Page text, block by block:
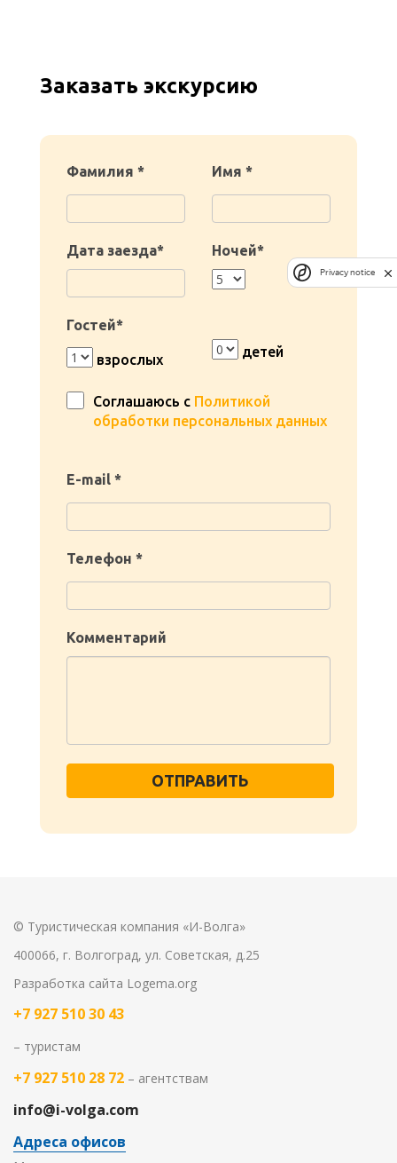
Заказать экскурсию
Имя *
Фамилия *
Ночей*
Дата заезда*
детей
Гостей*
взрослых
Соглашаюсь с Политикой
обработки персональных данных
ОТПРАВИТЬ
E-mail *
Телефон *
Комментарий
© Туристическая компания «И-Волга»
400066, г. Волгоград, ул. Советская, д.25
Разработка сайта Logema.org
+7 927 510 30 43
– туристам
+7 927 510 28 72 – агентствам
info@i-volga.com
Адреса офисов
Privacy notice